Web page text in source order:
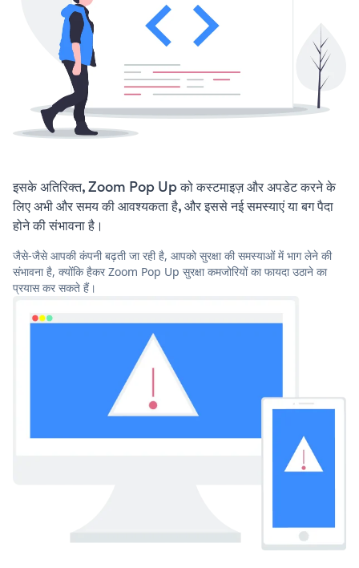
इसके अतिरिक्त, Zoom Pop Up को कस्टमाइज़ और अपडेट करने के
लिए अभी और समय की आवश्यकता है, और इससे नई समस्याएं या बग पैदा
होने की संभावना है।
जैसे-जैसे आपकी कंपनी बढ़ती जा रही है, आपको सुरक्षा की समस्याओं में भाग लेने की
संभावना है, क्योंकि हैकर Zoom Pop Up सुरक्षा कमजोरियों का फायदा उठाने का
प्रयास कर सकते हैं।